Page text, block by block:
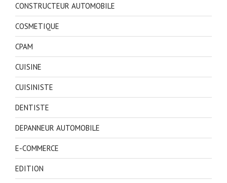
CONSTRUCTEUR AUTOMOBILE
COSMETIQUE
CPAM
CUISINE
CUISINISTE
DENTISTE
DEPANNEUR AUTOMOBILE
E-COMMERCE
EDITION